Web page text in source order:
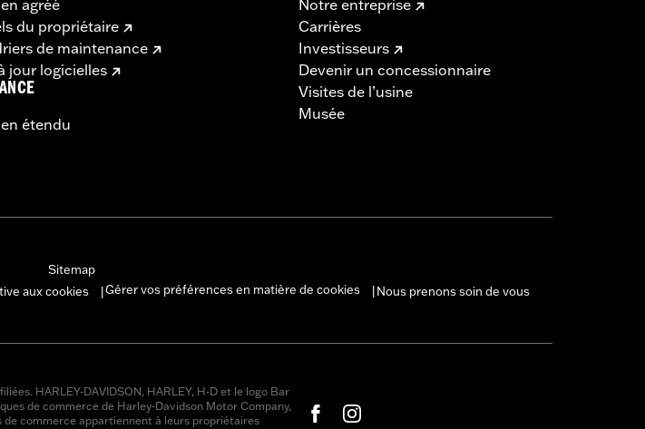
agréé
du propriétaire
de maintenance
jour logicielles
étendu
Notre entreprise
Carrières
Investisseurs
Devenir un concessionnaire
Visites de l’usine
Musée
Sitemap
aux cookies Gérer vos préférences en matière de cookies Nous prenons soin de vous
HARLEY-DAVIDSON, HARLEY, H-D et le logo Bar
de commerce de Harley-Davidson Motor Company,
de commerce appartiennent à leurs propriétaires